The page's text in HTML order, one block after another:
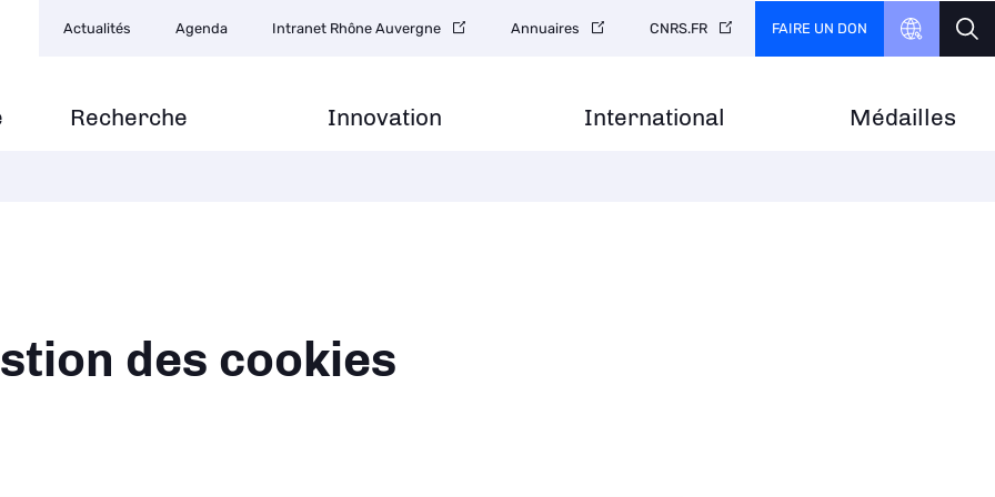
Recherche Innovation International Médailles
secondaire
Actualités Agenda Intranet Rhône Auvergne Annuaires CNRS.FR FAIRE UN DON
des cookies